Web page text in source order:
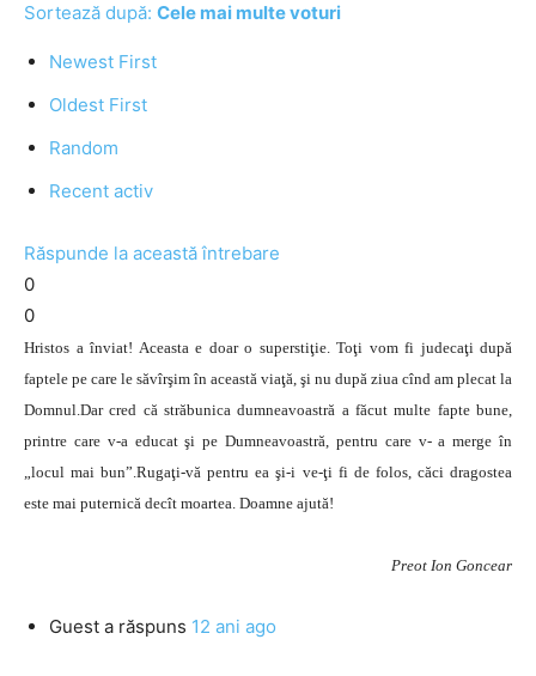
Sortează după: Cele mai multe voturi
Newest First
Oldest First
Random
Recent activ
Răspunde la această întrebare
0
0
Hristos a înviat! Aceasta e doar o superstiţie. Toţi vom fi judecaţi după
faptele pe care le săvîrşim în această viaţă, şi nu după ziua cînd am plecat la
Domnul.Dar cred că străbunica dumneavoastră a făcut multe fapte bune,
printre care v-a educat şi pe Dumneavoastră, pentru care v- a merge în
„locul mai bun”.Rugaţi-vă pentru ea şi-i ve-ţi fi de folos, căci dragostea
este mai puternică decît moartea. Doamne ajută!
Preot Ion Goncear
Guest a răspuns 12 ani ago